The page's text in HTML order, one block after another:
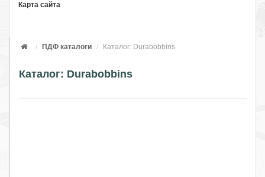
Карта сайта
ПДФ каталоги Каталог: Durabobbins
Каталог: Durabobbins